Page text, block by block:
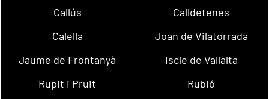
Callús
Calldetenes
Calella
Joan de Vilatorrada
Jaume de Frontanyà
Iscle de Vallalta
Rupit i Pruit
Rubió